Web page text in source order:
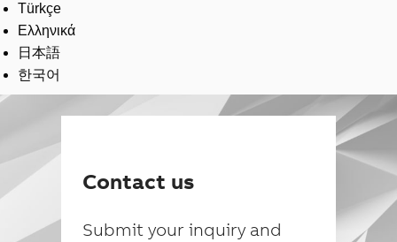
Türkçe
Ελληνικά
日本語
한국어
Contact us
Submit your inquiry and